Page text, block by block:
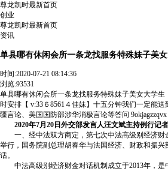
尊龙凯时最新首页
创业
尊龙凯时最新首页
资讯
单县哪有休闲会所一条龙找服务特殊妹子美
时间:2020-07-21 08:14:36
浏览:93531
单县哪有休闲会所一条龙找服务特殊妹子美女大学生
时安排【 v:33６8561４佳妹】十五分钟我们一定能
疆言论、美国国防部涉华消极言论等答问 9okjagzzqvx
2020年7月20日外交部发言人汪文斌主持例行记
一、经中法双方商定，第七次中法高级别经济财
举行，国务院副总理胡春华与法国经济、财政和振兴
话。
中法高级别经济财金对话机制成立于2013年，是